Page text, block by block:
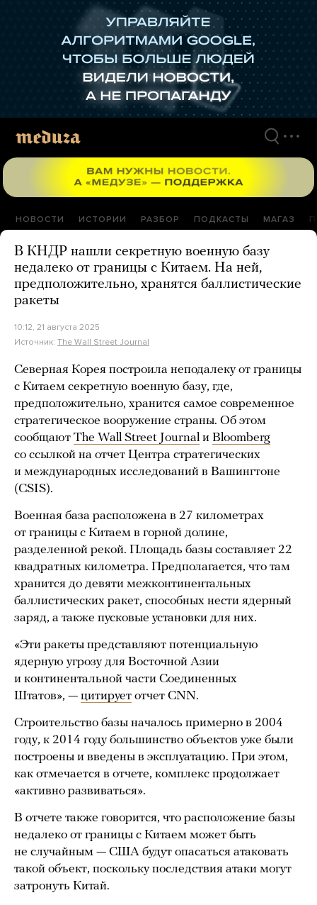
НОВОСТИ ИСТОРИИ РАЗБОР ПОДКАСТЫ МАГАЗ
В КНДР нашли секретную военную базу
недалеко от границы с Китаем. На ней,
предположительно, хранятся баллистические
ракеты
10:12, 21 августа 2025
Источник: The Wall Street Journal
Северная Корея построила неподалеку от границы
с Китаем секретную военную базу, где,
предположительно, хранится самое современное
стратегическое вооружение страны. Об этом
сообщают The Wall Street Journal и Bloomberg
со ссылкой на отчет Центра стратегических
и международных исследований в Вашингтоне
(CSIS).
Военная база расположена в 27 километрах
от границы с Китаем в горной долине,
разделенной рекой. Площадь базы составляет 22
квадратных километра. Предполагается, что там
хранится до девяти межконтинентальных
баллистических ракет, способных нести ядерный
заряд, а также пусковые установки для них.
«Эти ракеты представляют потенциальную
ядерную угрозу для Восточной Азии
и континентальной части Соединенных
Штатов», — цитирует отчет CNN.
Строительство базы началось примерно в 2004
году, к 2014 году большинство объектов уже были
построены и введены в эксплуатацию. При этом,
как отмечается в отчете, комплекс продолжает
«активно развиваться».
В отчете также говорится, что расположение базы
недалеко от границы с Китаем может быть
не случайным — США будут опасаться атаковать
такой объект, поскольку последствия атаки могут
затронуть Китай.